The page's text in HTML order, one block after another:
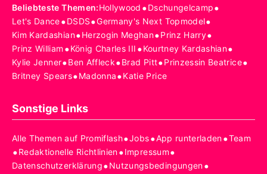
Beliebteste Themen:Hollywood •Dschungelcamp•
Let's Dance•DSDS•Germany's Next Topmodel•
Kim Kardashian•Herzogin Meghan•Prinz Harry•
Prinz William •König Charles III •Kourtney Kardashian•
Kylie Jenner•Ben Affleck•Brad Pitt•Prinzessin Beatrice•
Britney Spears•Madonna•Katie Price
Sonstige Links
Alle Themen auf Promiflash•Jobs•App runterladen•Team
•Redaktionelle Richtlinien•Impressum•
Datenschutzerklärung•Nutzungsbedingungen•